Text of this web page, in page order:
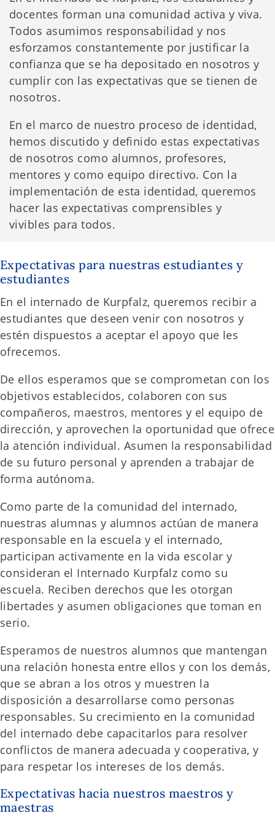
docentes forman una comunidad activa y viva.
Todos asumimos responsabilidad y nos
esforzamos constantemente por justificar la
confianza que se ha depositado en nosotros y
cumplir con las expectativas que se tienen de
nosotros.
En el marco de nuestro proceso de identidad,
hemos discutido y definido estas expectativas
de nosotros como alumnos, profesores,
mentores y como equipo directivo. Con la
implementación de esta identidad, queremos
hacer las expectativas comprensibles y
vivibles para todos.
Expectativas para nuestras estudiantes y
estudiantes
En el internado de Kurpfalz, queremos recibir a
estudiantes que deseen venir con nosotros y
estén dispuestos a aceptar el apoyo que les
ofrecemos.
De ellos esperamos que se comprometan con los
objetivos establecidos, colaboren con sus
compañeros, maestros, mentores y el equipo de
dirección, y aprovechen la oportunidad que ofrece
la atención individual. Asumen la responsabilidad
de su futuro personal y aprenden a trabajar de
forma autónoma.
Como parte de la comunidad del internado,
nuestras alumnas y alumnos actúan de manera
responsable en la escuela y el internado,
participan activamente en la vida escolar y
consideran el Internado Kurpfalz como su
escuela. Reciben derechos que les otorgan
libertades y asumen obligaciones que toman en
serio.
Esperamos de nuestros alumnos que mantengan
una relación honesta entre ellos y con los demás,
que se abran a los otros y muestren la
disposición a desarrollarse como personas
responsables. Su crecimiento en la comunidad
del internado debe capacitarlos para resolver
conflictos de manera adecuada y cooperativa, y
para respetar los intereses de los demás.
Expectativas hacia nuestros maestros y
maestras